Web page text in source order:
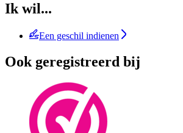
Ik wil...
Een geschil indienen
Ook geregistreerd bij